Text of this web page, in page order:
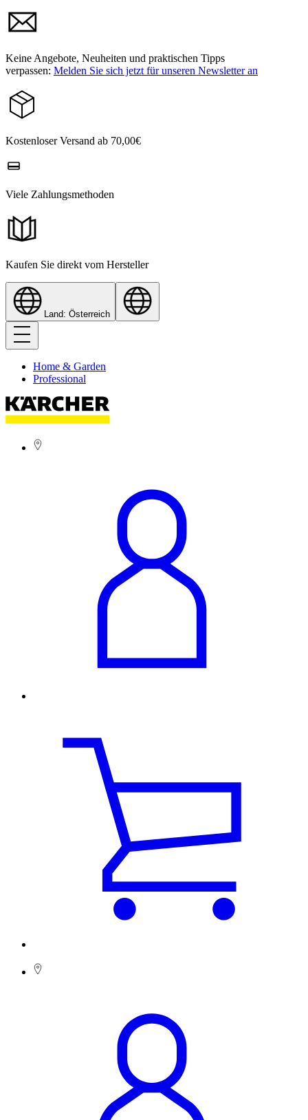
Keine Angebote, Neuheiten und praktischen Tipps
verpassen: Melden Sie sich jetzt für unseren Newsletter an
Kostenloser Versand ab 70,00€
Viele Zahlungsmethoden
Kaufen Sie direkt vom Hersteller
Land: Österreich
Home & Garden
Professional